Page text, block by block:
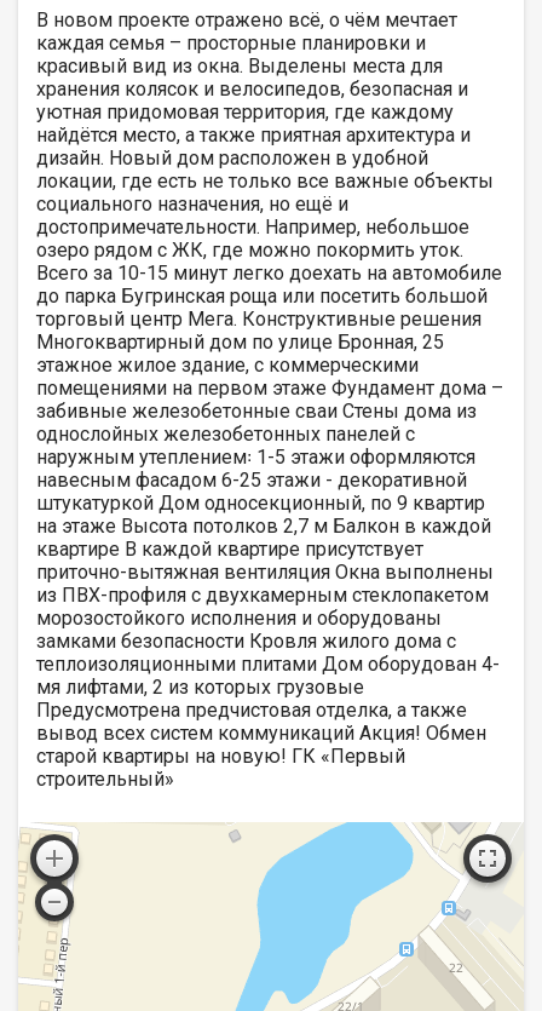
В новом проекте отражено всё, о чём мечтает
каждая семья – просторные планировки и
красивый вид из окна. Выделены места для
хранения колясок и велосипедов, безопасная и
уютная придомовая территория, где каждому
найдётся место, а также приятная архитектура и
дизайн. Новый дом расположен в удобной
локации, где есть не только все важные объекты
социального назначения, но ещё и
достопримечательности. Например, небольшое
озеро рядом с ЖК, где можно покормить уток.
Всего за 10-15 минут легко доехать на автомобиле
до парка Бугринская роща или посетить большой
торговый центр Мега. Конструктивные решения
Многоквартирный дом по улице Бронная, 25
этажное жилое здание, с коммерческими
помещениями на первом этаже Фундамент дома –
забивные железобетонные сваи Стены дома из
однослойных железобетонных панелей с
наружным утеплением꞉ 1-5 этажи оформляются
навесным фасадом 6-25 этажи - декоративной
штукатуркой Дом односекционный, по 9 квартир
на этаже Высота потолков 2,7 м Балкон в каждой
квартире В каждой квартире присутствует
приточно-вытяжная вентиляция Окна выполнены
из ПВХ-профиля с двухкамерным стеклопакетом
морозостойкого исполнения и оборудованы
замками безопасности Кровля жилого дома с
теплоизоляционными плитами Дом оборудован 4-
мя лифтами, 2 из которых грузовые
Предусмотрена предчистовая отделка, а также
вывод всех систем коммуникаций Акция! Обмен
старой квартиры на новую! ГК «Первый
строительный»